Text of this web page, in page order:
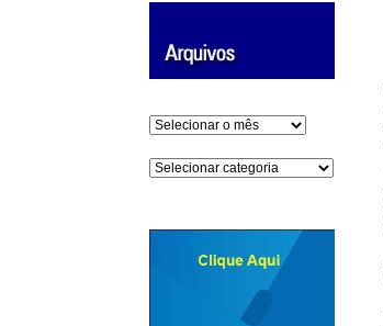
Arquivos
Categorias